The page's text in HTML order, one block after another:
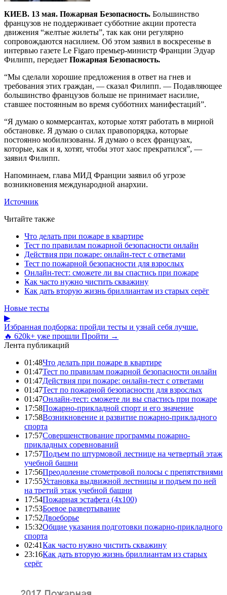
КИЕВ. 13 мая. Пожарная Безопасность. Большинство
французов не поддерживает субботние акции протеста
движения “желтые жилеты”, так как они регулярно
сопровождаются насилием. Об этом заявил в воскресенье в
интервью газете Le Figaro премьер-министр Франции Эдуар
Филипп, передает Пожарная Безопасность.
“Мы сделали хорошие предложения в ответ на гнев и
требования этих граждан, — сказал Филипп. — Подавляющее
большинство французов больше не принимает насилие,
ставшее постоянным во время субботних манифестаций”.
“Я думаю о коммерсантах, которые хотят работать в мирной
обстановке. Я думаю о силах правопорядка, которые
постоянно мобилизованы. Я думаю о всех французах,
которые, как и я, хотят, чтобы этот хаос прекратился”, —
заявил Филипп.
Напоминаем, глава МИД Франции заявил об угрозе
возникновения международной анархии.
Источник
Читайте также
Что делать при пожаре в квартире
Тест по правилам пожарной безопасности онлайн
Действия при пожаре: онлайн-тест с ответами
Тест по пожарной безопасности для взрослых
Онлайн-тест: сможете ли вы спастись при пожаре
Как часто нужно чистить скважину
Как дать вторую жизнь бриллиантам из старых серёг
Новые тесты
▶
Избранная подборка: пройди тесты и узнай себя лучше.
🔥 620k+ уже прошли Пройти →
Лента публикаций
01:48Что делать при пожаре в квартире
01:47Тест по правилам пожарной безопасности онлайн
01:47Действия при пожаре: онлайн-тест с ответами
01:47Тест по пожарной безопасности для взрослых
01:47Онлайн-тест: сможете ли вы спастись при пожаре
17:58Пожарно-прикладной спорт и его значение
17:58Возникновение и развитие пожарно-прикладного
спорта
17:57Совершенствование программы пожарно-
прикладных соревнований
17:57Подъем по штурмовой лестнице на четвертый этаж
учебной башни
17:56Преодоление стометровой полосы с препятствиями
17:55Установка выдвижной лестницы и подъем по ней
на третий этаж учебной башни
17:54Пожарная эстафета (4x100)
17:53Боевое развертывание
17:52Двоеборье
15:32Общие указания подготовки пожарно-прикладного
спорта
02:41Как часто нужно чистить скважину
23:16Как дать вторую жизнь бриллиантам из старых
серёг